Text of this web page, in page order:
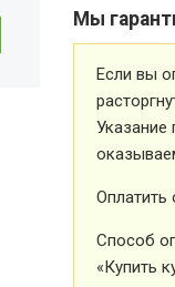
Мы
Если вы
Указание
Оплатить
Способ
«Купить